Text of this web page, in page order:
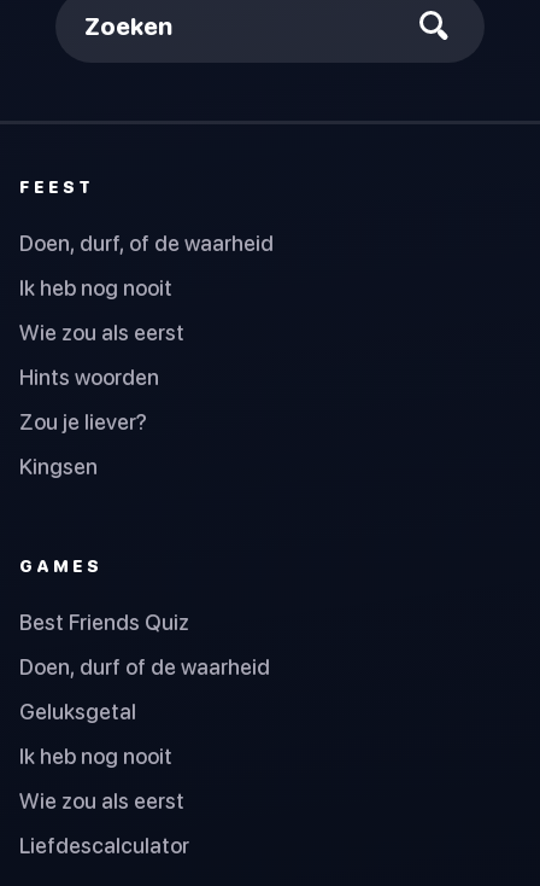
Zoeken
FEEST
Doen, durf, of de waarheid
Ik heb nog nooit
Wie zou als eerst
Hints woorden
Zou je liever?
Kingsen
GAMES
Best Friends Quiz
Doen, durf of de waarheid
Geluksgetal
Ik heb nog nooit
Wie zou als eerst
Liefdescalculator